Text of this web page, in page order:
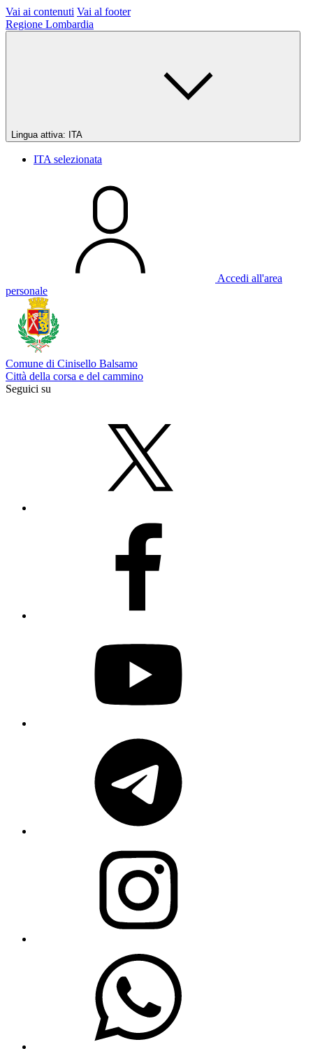
Vai ai contenuti Vai al footer
Regione Lombardia
Lingua attiva: ITA
ITA selezionata
Accedi all'area
personale
Comune di Cinisello Balsamo
Città della corsa e del cammino
Seguici su